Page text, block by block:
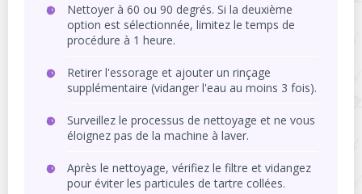
Nettoyer à 60 ou 90 degrés. Si la deuxième
option est sélectionnée, limitez le temps de
procédure à 1 heure.
Retirer l'essorage et ajouter un rinçage
supplémentaire (vidanger l'eau au moins 3 fois).
Surveillez le processus de nettoyage et ne vous
éloignez pas de la machine à laver.
Après le nettoyage, vérifiez le filtre et vidangez
pour éviter les particules de tartre collées.